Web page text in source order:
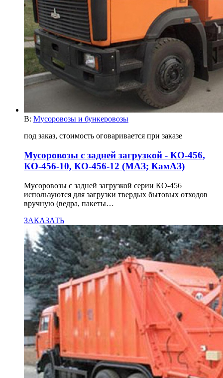
В: Мусоровозы и бункеровозы
под заказ, стоимость оговаривается при заказе
Мусоровозы с задней загрузкой - КО-456,
КО-456-10, КО-456-12 (МАЗ; КамАЗ)
Мусоровозы с задней загрузкой серии КО-456
используются для загрузки твердых бытовых отходов
вручную (ведра, пакеты…
ЗАКАЗАТЬ